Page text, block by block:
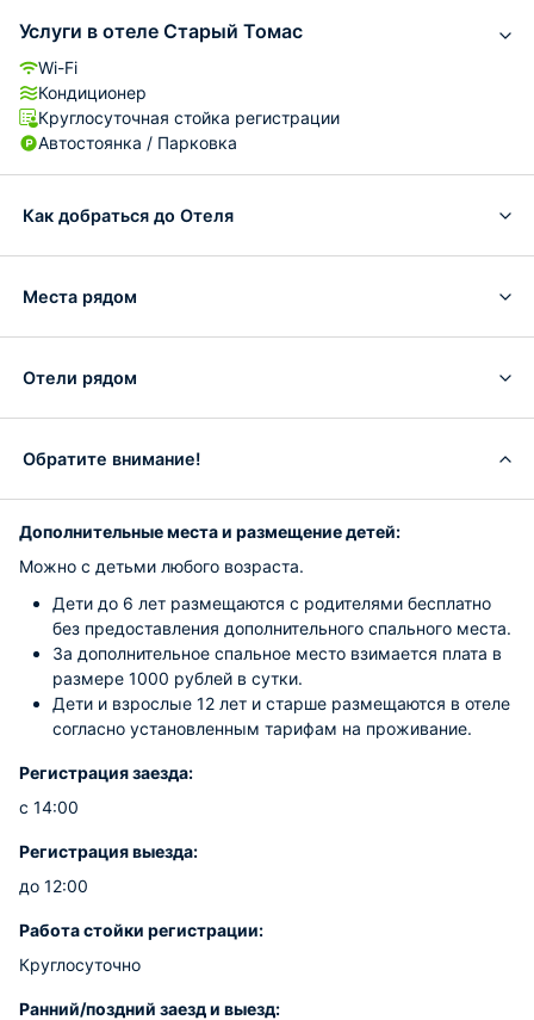
Услуги в отеле Старый Томас
Wi-Fi
Кондиционер
Круглосуточная стойка регистрации
Автостоянка / Парковка
Как добраться до Отеля
Места рядом
Отели рядом
Обратите внимание!
Дополнительные места и размещение детей:
Можно с детьми любого возраста.
Дети до 6 лет размещаются с родителями бесплатно
без предоставления дополнительного спального места.
За дополнительное спальное место взимается плата в
размере 1000 рублей в сутки.
Дети и взрослые 12 лет и старше размещаются в отеле
согласно установленным тарифам на проживание.
Регистрация заезда:
с 14:00
Регистрация выезда:
до 12:00
Работа стойки регистрации:
Круглосуточно
Ранний/поздний заезд и выезд: